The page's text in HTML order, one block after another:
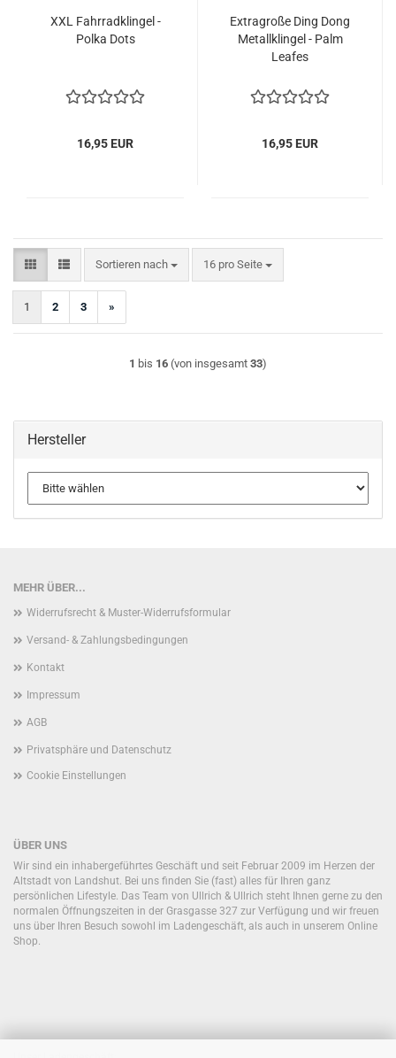
XXL Fahrradklingel -
Polka Dots
16,95 EUR
Extragroße Ding Dong
Metallklingel - Palm
Leafes
16,95 EUR
Sortieren nach
Sortieren nach 16 pro Seite
pro Seite
1 2 3 »
1 bis 16 (von insgesamt 33)
Hersteller
MEHR ÜBER...
Widerrufsrecht & Muster-Widerrufsformular
Versand- & Zahlungsbedingungen
Kontakt
Impressum
AGB
Privatsphäre und Datenschutz
Cookie Einstellungen
ÜBER UNS
Wir sind ein inhabergeführtes Geschäft und seit Februar 2009 im Herzen der
Altstadt von Landshut. Bei uns finden Sie (fast) alles für Ihren ganz
persönlichen Lifestyle. Das Team von Ullrich & Ullrich steht Ihnen gerne zu den
normalen Öffnungszeiten in der Grasgasse 327 zur Verfügung und wir freuen
uns über Ihren Besuch sowohl im Ladengeschäft, als auch in unserem Online
Shop.